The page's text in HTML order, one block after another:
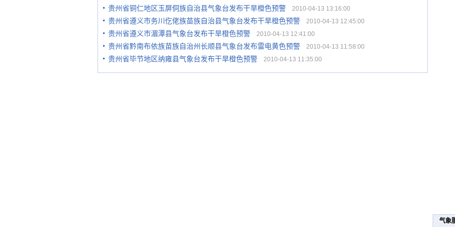
贵州省铜仁地区玉屏侗族自治县气象台发布干旱橙色预警 2010-04-13 13:16:00
贵州省遵义市务川仡佬族苗族自治县气象台发布干旱橙色预警 2010-04-13 12:45:00
贵州省遵义市湄潭县气象台发布干旱橙色预警 2010-04-13 12:41:00
贵州省黔南布依族苗族自治州长顺县气象台发布雷电黄色预警 2010-04-13 11:58:00
贵州省毕节地区纳雍县气象台发布干旱橙色预警 2010-04-13 11:35:00
气象